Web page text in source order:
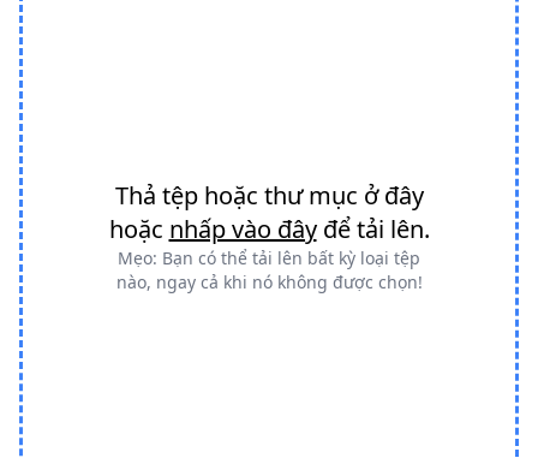
Thả tệp hoặc thư mục ở đây
hoặc nhấp vào đâyđể tải lên.
Mẹo: Bạn có thể tải lên bất kỳ loại tệp
nào, ngay cả khi nó không được chọn!